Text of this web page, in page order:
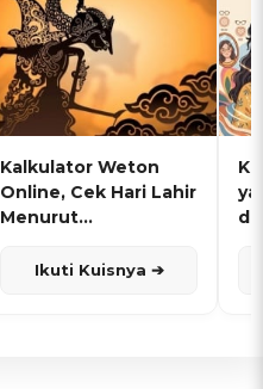
Kalkulator Weton
Online, Cek Hari Lahir
Menurut
Ikuti Kuisnya ➔